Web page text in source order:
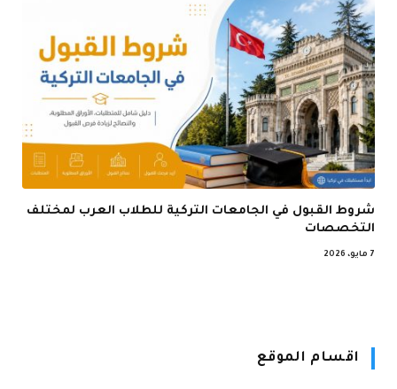
شروط القبول في الجامعات التركية للطلاب العرب لمختلف
التخصصات
7 مايو، 2026
اقسام الموقع